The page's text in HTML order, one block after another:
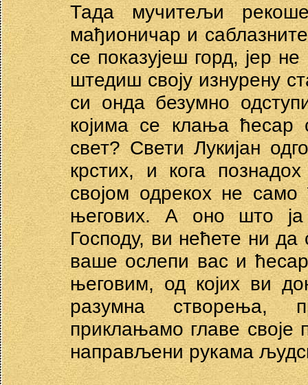
Тада мучитељи
мађионичар и
се показујеш горд, јер
штедиш своју изнурену
си онда безумно
којима се клања
свет? Свети Лукијан
крстих, и кога
својом одрекох не
његових. А оно што
Господу, ви нећете ни да
ваше ослепи вас и
његовим, од којих ви
разумна створења,
приклањамо главе своје
направљени рукама